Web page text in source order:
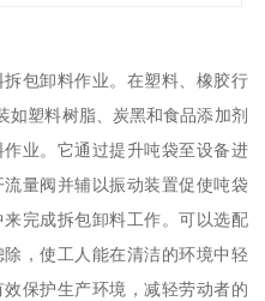
包卸料作业。在塑料、橡胶行
如塑料树脂、炭黑和食品添加剂
业。它通过提升吨袋至设备进
量阀并辅以振动装置促使吨袋
完成拆包卸料工作。可以选配
，使工人能在清洁的环境中轻
保护生产环境，减轻劳动者的